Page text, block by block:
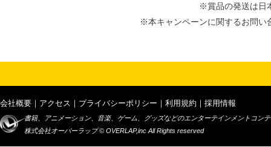
※賞品の発送は日
※本キャンペーンに関するお問い
会社概要 ｜ アクセス ｜ プライバシーポリシー ｜ 利用規約 ｜ 採用情報
書籍、アニメーション、音楽、ゲーム、グッズなどのエンターテインメントコン
株式会社オーバーラップ © OVERLAP,inc All Rights reserved